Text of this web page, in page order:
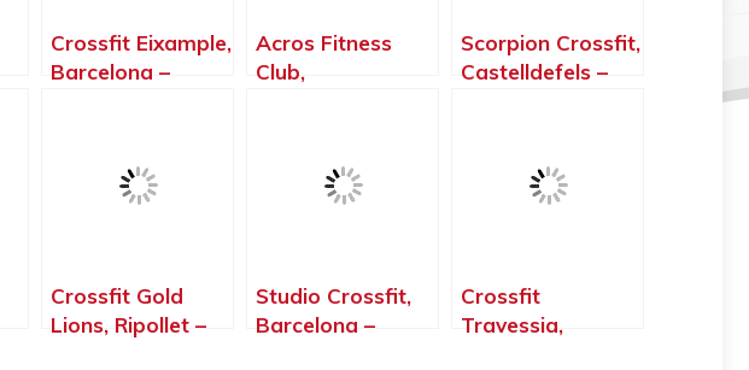
Crossfit Eixample,
Barcelona –
Acros Fitness
Club,
Scorpion Crossfit,
Castelldefels –
Crossfit Gold
Lions, Ripollet –
Studio Crossfit,
Barcelona –
Crossfit
Travessia,